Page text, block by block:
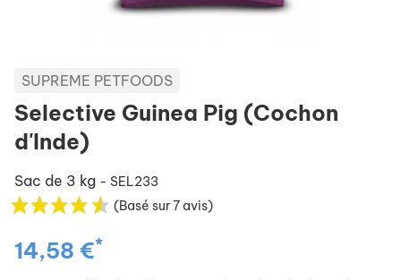
SUPREME PETFOODS
Selective Guinea Pig (Cochon
d'Inde)
Sac de 3 kg - SEL233
(Basé sur 7 avis)
14,58 €*